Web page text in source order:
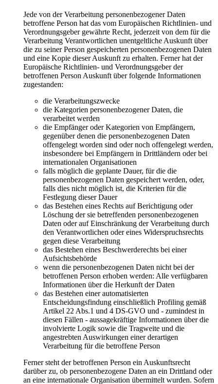
Jede von der Verarbeitung personenbezogener Daten
betroffene Person hat das vom Europäischen Richtlinien- und
Verordnungsgeber gewährte Recht, jederzeit von dem für die
Verarbeitung Verantwortlichen unentgeltliche Auskunft über
die zu seiner Person gespeicherten personenbezogenen Daten
und eine Kopie dieser Auskunft zu erhalten. Ferner hat der
Europäische Richtlinien- und Verordnungsgeber der
betroffenen Person Auskunft über folgende Informationen
zugestanden:
die Verarbeitungszwecke
die Kategorien personenbezogener Daten, die
verarbeitet werden
die Empfänger oder Kategorien von Empfängern,
gegenüber denen die personenbezogenen Daten
offengelegt worden sind oder noch offengelegt werden,
insbesondere bei Empfängern in Drittländern oder bei
internationalen Organisationen
falls möglich die geplante Dauer, für die die
personenbezogenen Daten gespeichert werden, oder,
falls dies nicht möglich ist, die Kriterien für die
Festlegung dieser Dauer
das Bestehen eines Rechts auf Berichtigung oder
Löschung der sie betreffenden personenbezogenen
Daten oder auf Einschränkung der Verarbeitung durch
den Verantwortlichen oder eines Widerspruchsrechts
gegen diese Verarbeitung
das Bestehen eines Beschwerderechts bei einer
Aufsichtsbehörde
wenn die personenbezogenen Daten nicht bei der
betroffenen Person erhoben werden: Alle verfügbaren
Informationen über die Herkunft der Daten
das Bestehen einer automatisierten
Entscheidungsfindung einschließlich Profiling gemäß
Artikel 22 Abs.1 und 4 DS-GVO und - zumindest in
diesen Fällen - aussagekräftige Informationen über die
involvierte Logik sowie die Tragweite und die
angestrebten Auswirkungen einer derartigen
Verarbeitung für die betroffene Person
Ferner steht der betroffenen Person ein Auskunftsrecht
darüber zu, ob personenbezogene Daten an ein Drittland oder
an eine internationale Organisation übermittelt wurden. Sofern